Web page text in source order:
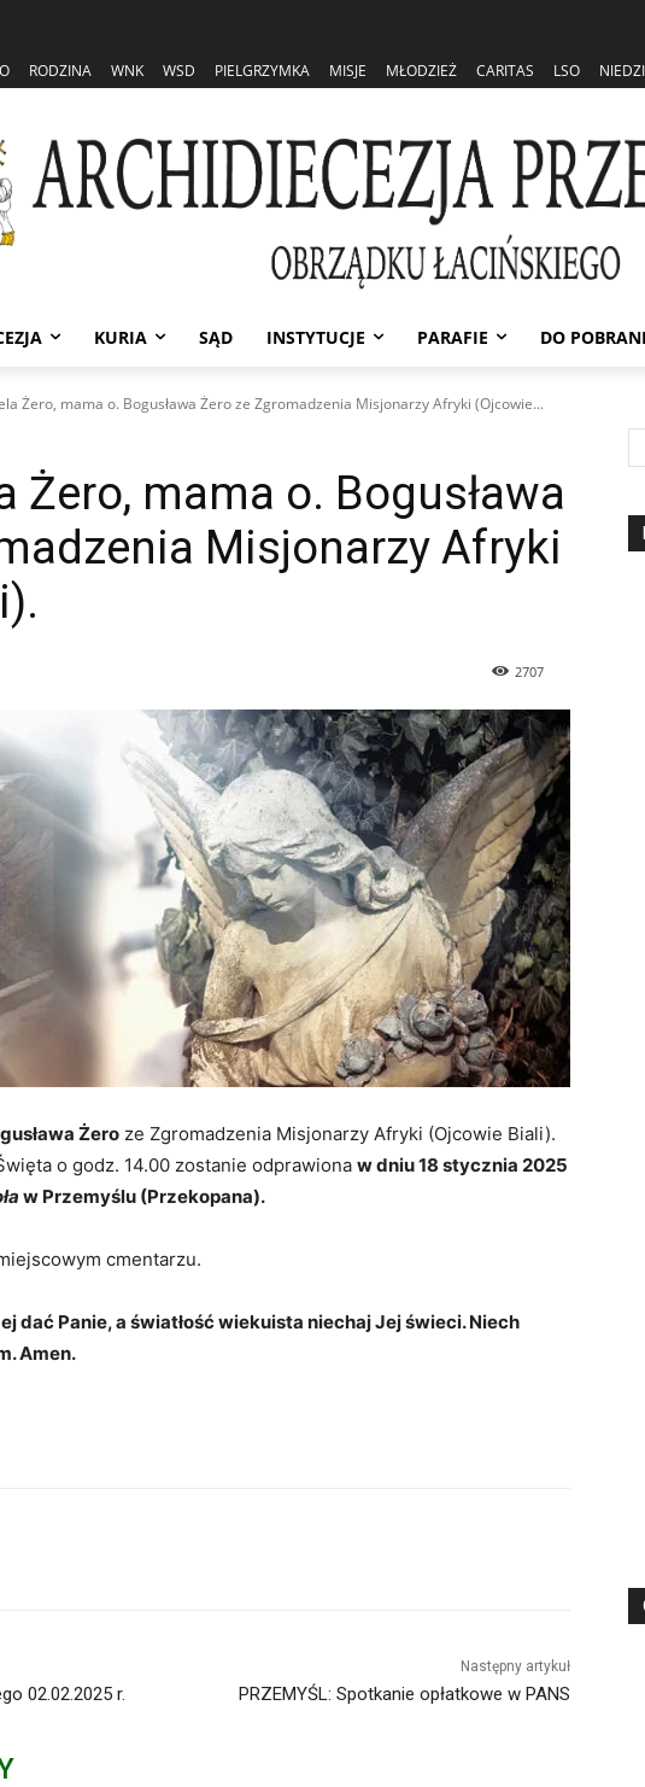
RODZINA WNK WSD PIELGRZYMKA MISJE MŁODZIEŻ CARITAS LSO
KURIA SĄD INSTYTUCJE PARAFIE DO
Żero, mama o. Bogusława Żero ze Zgromadzenia Misjonarzy Afryki (Ojcowie...
Żero, mama o. Bogusława
Misjonarzy Afryki
2707
Żero ze Zgromadzenia Misjonarzy Afryki (Ojcowie Biali).
o godz. 14.00 zostanie odprawiona w dniu 18 stycznia 2025
w Przemyślu (Przekopana).
cmentarzu.
dać Panie, a światłość wiekuista niechaj Jej świeci. Niech
Amen.
02.02.2025 r.
Następny artykuł
PRZEMYŚL: Spotkanie opłatkowe w PANS